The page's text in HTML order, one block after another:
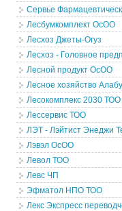
Сервье
Лесбумкомплект ОсОО
Лесхоз Джеты-Огуз
Лесхоз - Головное
Лесной продукт ОсОО
Лесное хозяйство
Лесокомплекс 2030 ТОО
Лессервис ТОО
ЛЭТ - Лэйтист Энеджи
Лэвэл ОсОО
Левол ТОО
Левс ЧП
Эфматол НПО ТОО
Лекс Экспресс